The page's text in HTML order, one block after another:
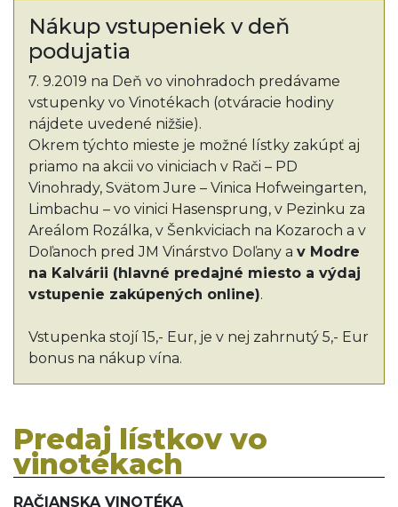
Nákup vstupeniek v deň
podujatia
7. 9.2019 na Deň vo vinohradoch predávame
vstupenky vo Vinotékach (otváracie hodiny
nájdete uvedené nižšie).
Okrem týchto mieste je možné lístky zakúpť aj
priamo na akcii vo viniciach v Rači – PD
Vinohrady, Svätom Jure – Vinica Hofweingarten,
Limbachu – vo vinici Hasensprung, v Pezinku za
Areálom Rozálka, v Šenkviciach na Kozaroch a v
Doľanoch pred JM Vinárstvo Doľany a v Modre
na Kalvárii (hlavné predajné miesto a výdaj
vstupenie zakúpených online).
Vstupenka stojí 15,- Eur, je v nej zahrnutý 5,- Eur
bonus na nákup vína.
Predaj lístkov vo
vinotékach
RAČIANSKA VINOTÉKA